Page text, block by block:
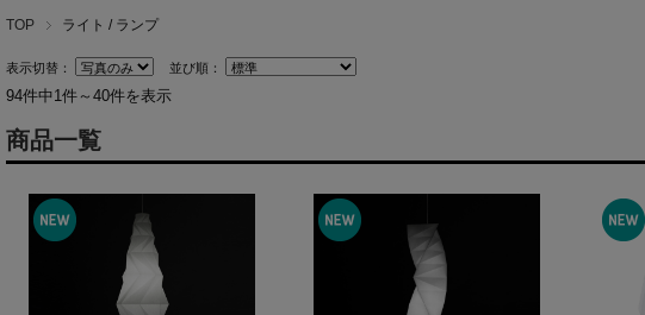
TOP ライト / ランプ
表示切替： 並び順：
94件中1件～40件を表示
商品一覧